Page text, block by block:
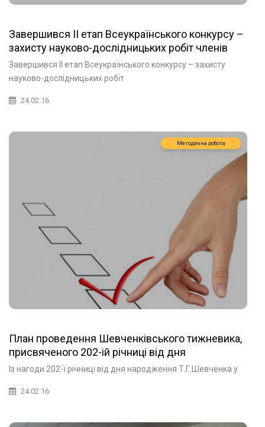
Завершився ІІ етап Всеукраїнського конкурсу –
захисту науково-дослідницьких робіт членів
Малої академії наук України.
Завершився ІІ етап Всеукраїнського конкурсу – захисту
науково-дослідницьких робіт
24.02.16
Методична робота
План проведення Шевченківського тижневика,
присвяченого 202-ій річниці від дня
народження Великого Кобзаря
Із нагоди 202-ї річниці від дня народження Т.Г.Шевченка у
24.02.16